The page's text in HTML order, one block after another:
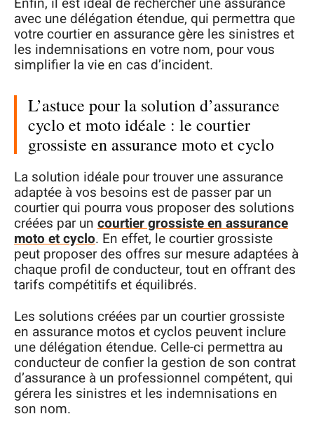
avec une délégation étendue, qui permettra que
votre courtier en assurance gère les sinistres et
les indemnisations en votre nom, pour vous
simplifier la vie en cas d’incident.
L’astuce pour la solution d’assurance
cyclo et moto idéale : le courtier
grossiste en assurance moto et cyclo
La solution idéale pour trouver une assurance
adaptée à vos besoins est de passer par un
courtier qui pourra vous proposer des solutions
créées par un courtier grossiste en assurance
moto et cyclo. En effet, le courtier grossiste
peut proposer des offres sur mesure adaptées à
chaque profil de conducteur, tout en offrant des
tarifs compétitifs et équilibrés.
Les solutions créées par un courtier grossiste
en assurance motos et cyclos peuvent inclure
une délégation étendue. Celle-ci permettra au
conducteur de confier la gestion de son contrat
d’assurance à un professionnel compétent, qui
gérera les sinistres et les indemnisations en
son nom.